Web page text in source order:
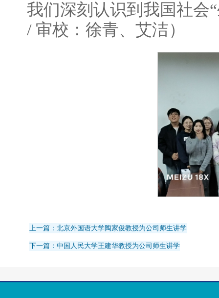
我们深刻认识到我国社会
/ 审校：徐青、艾洁）
上一篇：北京外国语大学陶家俊教授为公司师生讲学
下一篇：中国人民大学王建华教授为公司师生讲学